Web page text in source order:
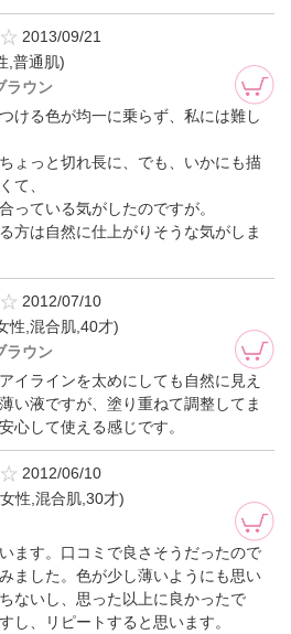
2013/09/21
,普通肌)
ラウン
ける色が均一に乗らず、私には難し
ょっと切れ長に、でも、いかにも描
て、
っている気がしたのですが。
方は自然に仕上がりそうな気がしま
2012/07/10
性,混合肌,40才)
ラウン
イラインを太めにしても自然に見え
い液ですが、塗り重ねて調整してま
心して使える感じです。
2012/06/10
性,混合肌,30才)
ます。口コミで良さそうだったので
ました。色が少し薄いようにも思い
ないし、思った以上に良かったで
し、リピートすると思います。